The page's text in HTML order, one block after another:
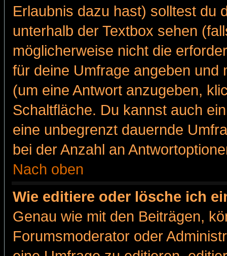
Erlaubnis dazu hast) solltest du
unterhalb der Textbox sehen
möglicherweise nicht die
für deine Umfrage angeben und
(um eine Antwort anzugeben,
Schaltfläche. Du kannst auch
eine unbegrenzt dauernde
bei der Anzahl an
Nach oben
Wie editiere oder lösche ich
Genau wie mit den Beiträgen,
Forumsmoderator oder